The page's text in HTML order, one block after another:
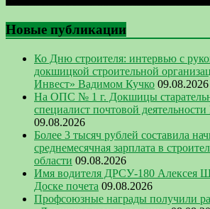
Новые публикации
Ко Дню строителя: интервью с
докшицкой строительной
Инвест» Вадимом Кучко 09.08.2026
На ОПС № 1 г. Докшицы
специалист почтовой
09.08.2026
Более 3 тысяч рублей составила
среднемесячная зарплата в
области 09.08.2026
Имя водителя ДРСУ-180 Алексея
Доске почета 09.08.2026
Профсоюзные награды получили